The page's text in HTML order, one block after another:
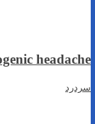
headache
سردرد